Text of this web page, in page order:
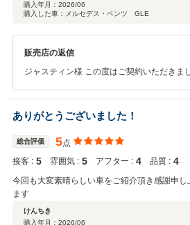
購入年月： 2026/06
購入した車：メルセデス・ベンツ GLE
販売店の返信
ジャスティン様 この度はご契約いただきま
ております。 何かお困りの際はぜひお気軽
これからも、ご満足いただけるよう精一杯
も、どうぞ宜しくお願い致します。 担当
ありがとうございました！
総合評価 5点
接客 : 5 雰囲気 : 5 アフター : 4 品質 : 4
今回も大変素晴らしい車をご紹介頂き感謝申し
ます
けんちき
購入年月： 2026/06